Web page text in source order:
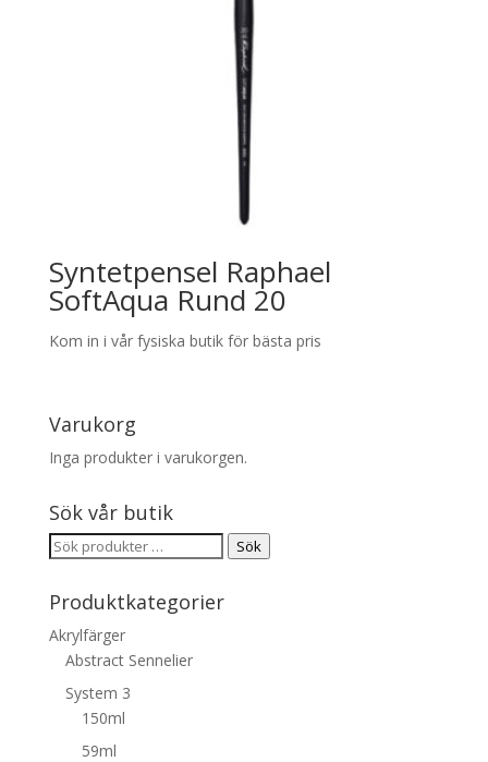
Syntetpensel Raphael
SoftAqua Rund 20
Kom in i vår fysiska butik för bästa pris
Varukorg
Inga produkter i varukorgen.
Sök vår butik
Sök
Sök
Produktkategorier
Akrylfärger
Abstract Sennelier
System 3
150ml
59ml